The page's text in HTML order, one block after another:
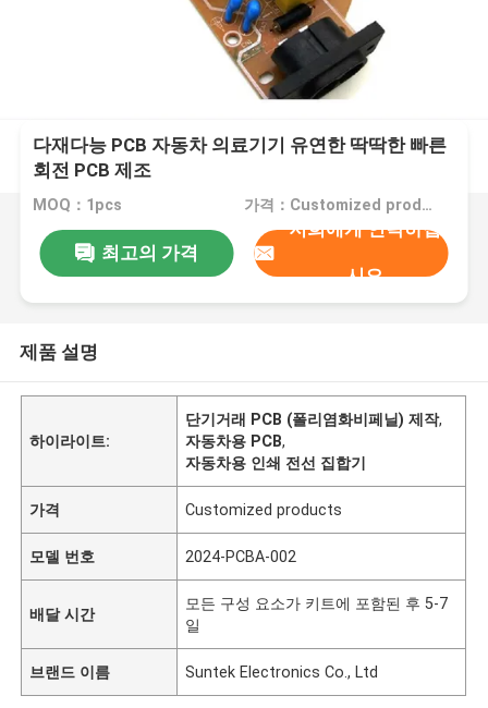
다재다능 PCB 자동차 의료기기 유연한 딱딱한 빠른
회전 PCB 제조
MOQ：1pcs 가격：Customized products
최고의 가격
저희에게 연락하십
시오
제품 설명
하이라이트:
단기거래 PCB (폴리염화비페닐) 제작,
자동차용 PCB,
자동차용 인쇄 전선 집합기
가격 Customized products
모델 번호 2024-PCBA-002
배달 시간
모든 구성 요소가 키트에 포함된 후 5-7
일
브랜드 이름 Suntek Electronics Co., Ltd